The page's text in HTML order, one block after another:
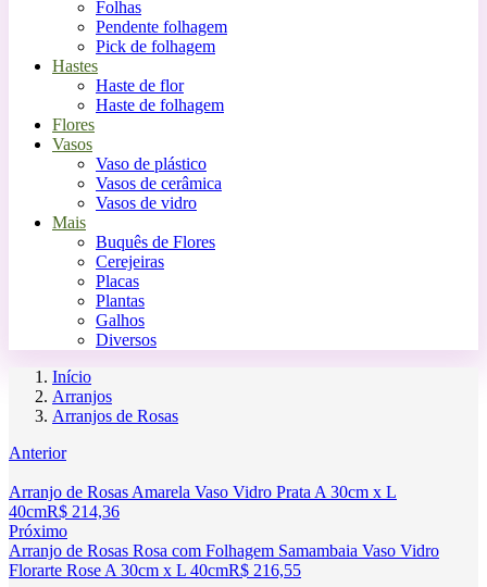
Folhas
Pendente folhagem
Pick de folhagem
Hastes
Haste de flor
Haste de folhagem
Flores
Vasos
Vaso de plástico
Vasos de cerâmica
Vasos de vidro
Mais
Buquês de Flores
Cerejeiras
Placas
Plantas
Galhos
Diversos
Início
Arranjos
Arranjos de Rosas
Anterior
Arranjo de Rosas Amarela Vaso Vidro Prata A 30cm x L
40cmR$ 214,36
Próximo
Arranjo de Rosas Rosa com Folhagem Samambaia Vaso Vidro
Florarte Rose A 30cm x L 40cmR$ 216,55